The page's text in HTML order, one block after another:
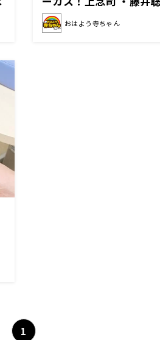
ーも登場 【おはよう寺
おはよう寺ちゃん
1